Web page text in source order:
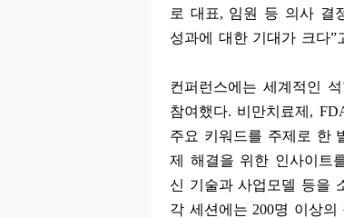
로 대표, 임원 등 의사 결
성과에 대한 기대가 크다”
컨퍼런스에는 세계적인
참여했다. 비만치료제 ,
주요 키워드를 주제로 한
제 해결을 위한 인사이트
신 기술과 사업모델 등을
각 세션에는 200명 이상의